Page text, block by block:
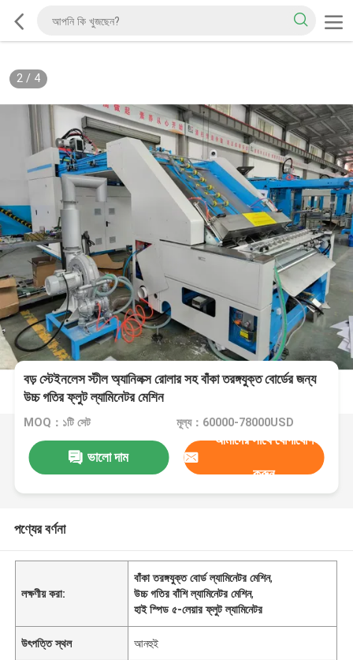
2/ 4
বড় স্টেইনলেস স্টীল অ্যানিলক্স রোলার সহ বাঁকা তরঙ্গযুক্ত বোর্ডের জন্য
উচ্চ গতির ফ্লুট ল্যামিনেটর মেশিন
MOQ：১টি সেট মূল্য：60000-78000USD
ভালো দাম
আমাদের সাথে যোগাযোগ
করুন
পণ্যের বর্ণনা
লক্ষণীয় করা:
বাঁকা তরঙ্গযুক্ত বোর্ড ল্যামিনেটর মেশিন,
উচ্চ গতির বাঁশি ল্যামিনেটর মেশিন,
হাই স্পিড ৫-লেয়ার ফ্লুট ল্যামিনেটর
উৎপত্তি স্থল আনহুই